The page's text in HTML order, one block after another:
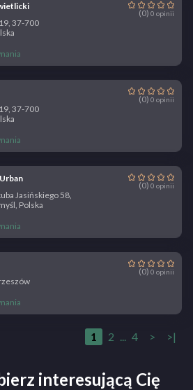
(0) 0 opinii
37-700
(0) 0 opinii
37-700
(0) 0 opinii
Jasińskiego 58,
Polska
(0) 0 opinii
1 2 ... 4 > >|
interesującą Cię